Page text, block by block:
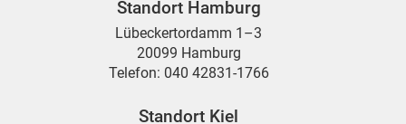
Standort Hamburg
Lübeckertordamm 1–3
20099 Hamburg
Telefon: 040 42831-1766
Standort Kiel